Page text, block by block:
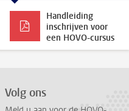
Handleiding
inschrijven voor
een HOVO-cursus
Volg ons